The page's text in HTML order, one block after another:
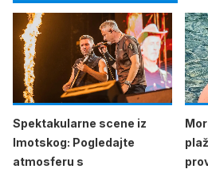
Spektakularne scene iz
Imotskog: Pogledajte
atmosferu s